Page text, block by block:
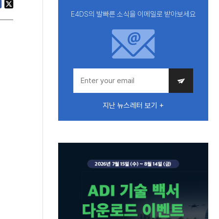
E4DS의 발빠른 소식을 이메일로 받아보세요
지난 뉴스레터 보기 +